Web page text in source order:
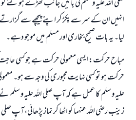
صلی اللہ علیہ و سلم کی بائیں جانب کھڑے ہو گئے
انہیں ان کے سر سے پکڑ کر اپنے پیچھے سے
لیا۔ یہ بات صحیح بخاری اور مسلم میں موجو دہے۔
مباح حرکت: ایسی معمولی حرکت ہے جو کسی حاجت
حرکت ہو تو کسی نہایت مجبوری کی وجہ سے ہو۔
علیہ و سلم کا عمل ہے کہ آپ صلی اللہ علیہ و سلم
زینب رضی اللہ عنہما کو اٹھا کر نماز پڑھائی، آپ